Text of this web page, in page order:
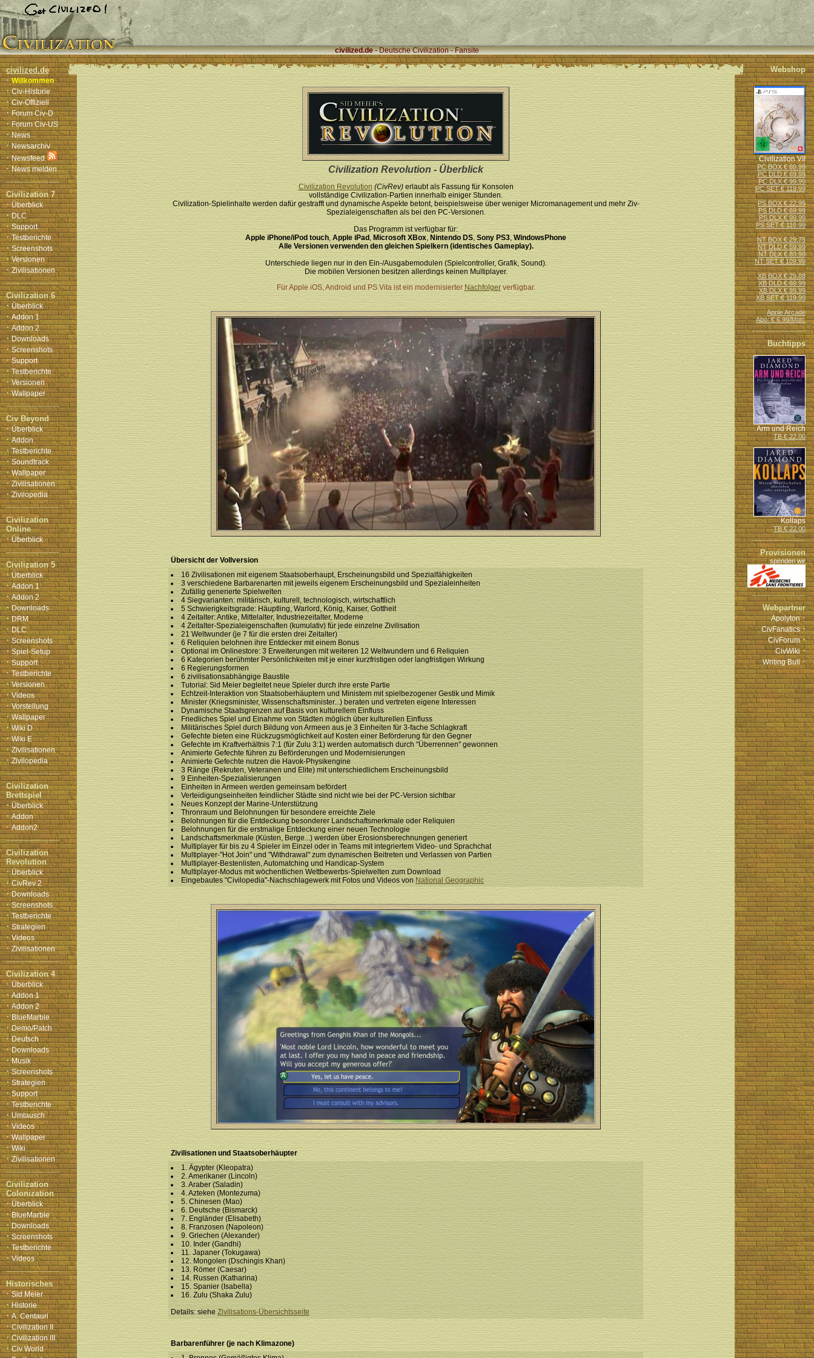
civilized.de- Deutsche Civilization - Fansite
civilized.de Webshop
·Willkommen
·Civ-Historie
·Civ-Offiziell
·Forum Civ-D
·Forum Civ-US
·News
·Newsarchiv
·Newsfeed
·News melden
Civilization 7
·Überblick
·DLC
·Support
·Testberichte
·Screenshots
·Versionen
·Zivilisationen
Civilization 6
·Überblick
·Addon 1
·Addon 2
·Downloads
·Screenshots
·Support
·Testberichte
·Versionen
·Wallpaper
Civ Beyond
·Überblick
·Addon
·Testberichte
·Soundtrack
·Wallpaper
·Zivilisationen
·Zivilopedia
Civilization
Online
·Überblick
Civilization 5
·Überblick
·Addon 1
·Addon 2
·Downloads
·DRM
·DLC
·Screenshots
·Spiel-Setup
·Support
·Testberichte
·Versionen
·Videos
·Vorstellung
·Wallpaper
·Wiki D
·Wiki E
·Zivilisationen
·Zivilopedia
Civilization
Brettspiel
·Überblick
·Addon
·Addon2
Civilization
Revolution
·Überblick
·CivRev 2
·Downloads
·Screenshots
·Testberichte
·Strategien
·Videos
·Zivilisationen
Civilization 4
·Überblick
·Addon 1
·Addon 2
·BlueMarble
·Demo/Patch
·Deutsch
·Downloads
·Musik
·Screenshots
·Strategien
·Support
·Testberichte
·Umtausch
·Videos
·Wallpaper
·Wiki
·Zivilisationen
Civilization
Colonization
·Überblick
·BlueMarble
·Downloads
·Screenshots
·Testberichte
·Videos
Historisches
·Sid Meier
·Historie
·A. Centauri
·Civilization II
·Civilization III
·Civ World
Civilization Revolution - Überblick
Civilization Revolution (CivRev)erlaubt als Fassung für Konsolen
vollständige Civilization-Partien innerhalb einiger Stunden.
Civilization-Spielinhalte werden dafür gestrafft und dynamische Aspekte betont, beispielsweise über weniger Micromanagement und mehr Ziv-
Spezialeigenschaften als bei den PC-Versionen.
Das Programm ist verfügbar für:
Apple iPhone/iPod touch, Apple iPad,Microsoft XBox, Nintendo DS,Sony PS3,WindowsPhone
Alle Versionen verwenden den gleichen Spielkern (identisches Gameplay).
Unterschiede liegen nur in den Ein-/Ausgabemodulen (Spielcontroller, Grafik, Sound).
Die mobilen Versionen besitzen allerdings keinen Multiplayer.
Für Apple iOS, Android und PS Vita ist ein modernisierter Nachfolgerverfügbar.
Übersicht der Vollversion
16 Zivilisationen mit eigenem Staatsoberhaupt, Erscheinungsbild und Spezialfähigkeiten
3 verschiedene Barbarenarten mit jeweils eigenem Erscheinungsbild und Spezialeinheiten
Zufällig generierte Spielwelten
4 Siegvarianten: militärisch, kulturell, technologisch, wirtschaftlich
5 Schwierigkeitsgrade: Häuptling, Warlord, König, Kaiser, Gottheit
4 Zeitalter: Antike, Mittelalter, Industriezeitalter, Moderne
4 Zeitalter-Spezialeigenschaften (kumulativ) für jede einzelne Zivilisation
21 Weltwunder (je 7 für die ersten drei Zeitalter)
6 Reliquien belohnen ihre Entdecker mit einem Bonus
Optional im Onlinestore: 3 Erweiterungen mit weiteren 12 Weltwundern und 6 Reliquien
6 Kategorien berühmter Persönlichkeiten mit je einer kurzfristigen oder langfristigen Wirkung
6 Regierungsformen
6 zivilisationsabhängige Baustile
Tutorial: Sid Meier begleitet neue Spieler durch ihre erste Partie
Echtzeit-Interaktion von Staatsoberhäuptern und Ministern mit spielbezogener Gestik und Mimik
Minister (Kriegsminister, Wissenschaftsminister...) beraten und vertreten eigene Interessen
Dynamische Staatsgrenzen auf Basis von kulturellem Einfluss
Friedliches Spiel und Einahme von Städten möglich über kulturellen Einfluss
Militärisches Spiel durch Bildung von Armeen aus je 3 Einheiten für 3-fache Schlagkraft
Gefechte bieten eine Rückzugsmöglichkeit auf Kosten einer Beförderung für den Gegner
Gefechte im Kraftverhältnis 7:1 (für Zulu 3:1) werden automatisch durch "Überrennen" gewonnen
Animierte Gefechte führen zu Beförderungen und Modernisierungen
Animierte Gefechte nutzen die Havok-Physikengine
3 Ränge (Rekruten, Veteranen und Elite) mit unterschiedlichem Erscheinungsbild
9 Einheiten-Spezialisierungen
Einheiten in Armeen werden gemeinsam befördert
Verteidigungseinheiten feindlicher Städte sind nicht wie bei der PC-Version sichtbar
Neues Konzept der Marine-Unterstützung
Thronraum und Belohnungen für besondere erreichte Ziele
Belohnungen für die Entdeckung besonderer Landschaftsmerkmale oder Reliquien
Belohnungen für die erstmalige Entdeckung einer neuen Technologie
Landschaftsmerkmale (Küsten, Berge...) werden über Erosionsberechnungen generiert
Multiplayer für bis zu 4 Spieler im Einzel oder in Teams mit integriertem Video- und Sprachchat
Multiplayer-"Hot Join" und "Withdrawal" zum dynamischen Beitreten und Verlassen von Partien
Multiplayer-Bestenlisten, Automatching und Handicap-System
Multiplayer-Modus mit wöchentlichen Wettbewerbs-Spielwelten zum Download
Eingebautes "Civilopedia"-Nachschlagewerk mit Fotos und Videos von National Geographic
Zivilisationen und Staatsoberhäupter
1. Ägypter (Kleopatra)
2. Amerikaner (Lincoln)
3. Araber (Saladin)
4. Azteken (Montezuma)
5. Chinesen (Mao)
6. Deutsche (Bismarck)
7. Engländer (Elisabeth)
8. Franzosen (Napoleon)
9. Griechen (Alexander)
10. Inder (Gandhi)
11. Japaner (Tokugawa)
12. Mongolen (Dschingis Khan)
13. Römer (Caesar)
14. Russen (Katharina)
15. Spanier (Isabella)
16. Zulu (Shaka Zulu)
Details: siehe Zivilisations-Übersichtsseite
Barbarenführer (je nach Klimazone)
Civilization VII
PC BOX € 69.99
PC DLD € 69.99
PC DLX € 99.99
PC SET € 119.99
PS BOX € 22.99
PS DLD € 69.99
PS DLX € 99.99
PS SET € 119.99
NT BOX € 29.75
NT DLD € 59.99
NT DLX € 89.99
NT SET € 109.99
XB BOX € 29.88
XB DLD € 69.99
XB DLX € 99.99
XB SET € 119.99
Apple Arcade
Abo: € 6.99/Mon.
Buchtipps
Arm und Reich
TB € 22.00
Kollaps
TB € 22.00
Provisionen
spenden wir
Webpartner
Apolyton·
CivFanatics·
CivForum·
CivWiki·
Writing Bull·